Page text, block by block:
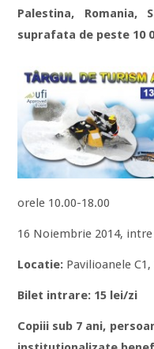
Palestina, Romania,
suprafata de peste 10
orele 10.00-18.00
16 Noiembrie 2014,
Locatie: Pavilioanele C1,
Bilet intrare: 15 lei/zi
Copiii sub 7 ani,